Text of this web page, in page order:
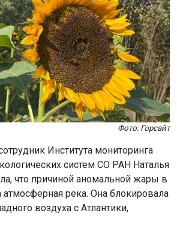
Фото: Горсайт
Института мониторинга
систем СО РАН Наталья
что причиной аномальной жары в
река. Она блокировала
воздуха с Атлантики,